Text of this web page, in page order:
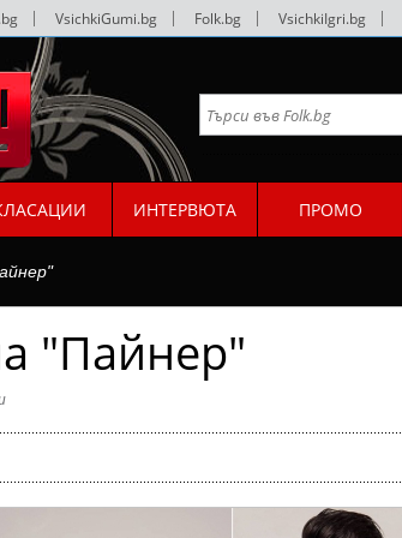
VsichkiGumi.bg Folk.bg VsichkiIgri.bg
ИНТЕРВЮТА ПРОМО
"Пайнер"